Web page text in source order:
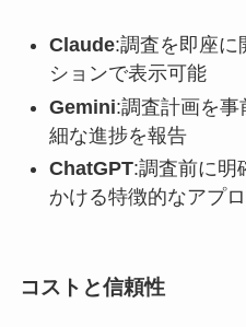
Claude:調査を即座に
ションで表示可能
Gemini:調査計画を
細な進捗を報告
ChatGPT:調査前に明
かける特徴的なアプ
コストと信頼性